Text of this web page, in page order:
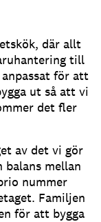
där allt
till
för att
ut så att vi
det fler
av det vi gör
mellan
nummer
Familjen
för att bygga